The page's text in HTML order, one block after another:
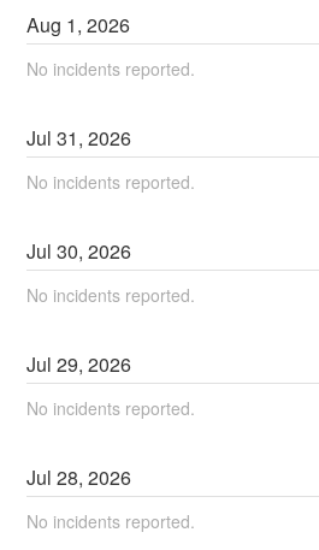
Aug 1,2026
No incidents reported.
Jul31,2026
No incidents reported.
Jul30,2026
No incidents reported.
Jul29,2026
No incidents reported.
Jul28,2026
No incidents reported.